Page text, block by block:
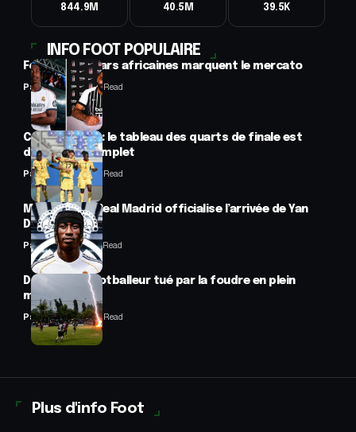
844.9M 40.5M 39.5K
INFO FOOT POPULAIRE
Football : 2 stars africaines marquent le mercato
Panafrofoot2 Min Read
CAN féminine : le tableau des quarts de finale est
désormais complet
Panafrofoot2 Min Read
Mercato : Le Real Madrid officialise l’arrivée de Yan
Diomandé
Panafrofoot1 Min Read
Drame : un footballeur tué par la foudre en plein
match
Panafrofoot2 Min Read
Plus d'info Foot